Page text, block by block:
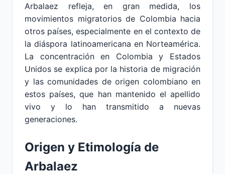
Arbalaez refleja, en gran medida, los
movimientos migratorios de Colombia hacia
otros países, especialmente en el contexto de
la diáspora latinoamericana en Norteamérica.
La concentración en Colombia y Estados
Unidos se explica por la historia de migración
y las comunidades de origen colombiano en
estos países, que han mantenido el apellido
vivo y lo han transmitido a nuevas
generaciones.
Origen y Etimología de
Arbalaez